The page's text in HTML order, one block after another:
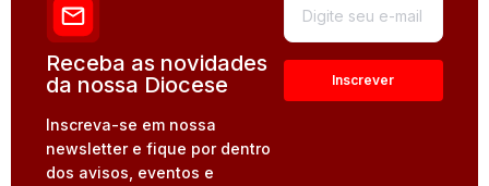
Receba as novidades
da nossa Diocese
Inscreva-se em nossa
newsletter e fique por dentro
dos avisos, eventos e